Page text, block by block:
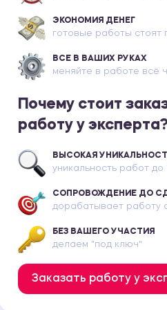
ЭКОНОМИЯ ДЕНЕГ
готовые работы стоят
ВСЕ В ВАШИХ РУКАХ
меняйте в работе всё
Почему стоит
работу у
ВЫСОКАЯ
уникальность работ до
СОПРОВОЖДЕНИЕ ДО
дорабатывает работу
БЕЗ ВАШЕГО УЧАСТИЯ
делаем "под ключ"
Заказать работу у